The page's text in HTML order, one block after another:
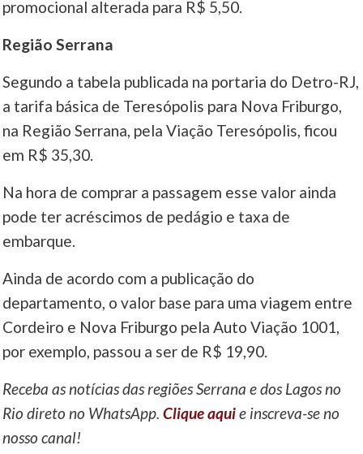
promocional alterada para R$ 5,50.
Região Serrana
Segundo a tabela publicada na portaria do Detro-RJ,
a tarifa básica de Teresópolis para Nova Friburgo,
na Região Serrana, pela Viação Teresópolis, ficou
em R$ 35,30.
Na hora de comprar a passagem esse valor ainda
pode ter acréscimos de pedágio e taxa de
embarque.
Ainda de acordo com a publicação do
departamento, o valor base para uma viagem entre
Cordeiro e Nova Friburgo pela Auto Viação 1001,
por exemplo, passou a ser de R$ 19,90.
Receba as notícias das regiões Serrana e dos Lagos no
Rio direto no WhatsApp.Clique aquie inscreva-se no
nosso canal!